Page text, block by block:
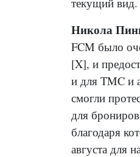
Никола
FCM было
[X], и
и для TMC и
смогли
для
благодаря
августа для